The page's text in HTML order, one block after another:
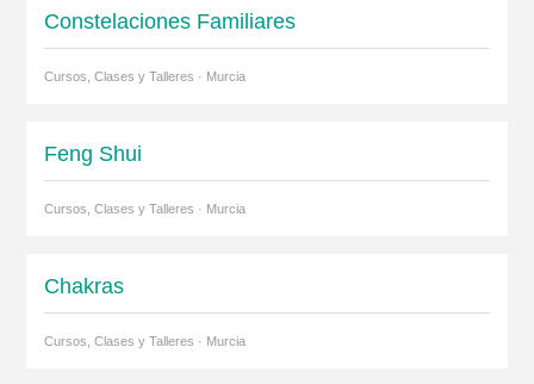
Constelaciones Familiares
Cursos, Clases y Talleres · Murcia
Feng Shui
Cursos, Clases y Talleres · Murcia
Chakras
Cursos, Clases y Talleres · Murcia